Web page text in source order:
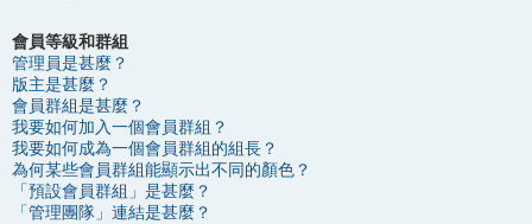
會員等級和群組
管理員是甚麼？
版主是甚麼？
會員群組是甚麼？
我要如何加入一個會員群組？
我要如何成為一個會員群組的組長？
為何某些會員群組能顯示出不同的顏色？
「預設會員群組」是甚麼？
「管理團隊」連結是甚麼？